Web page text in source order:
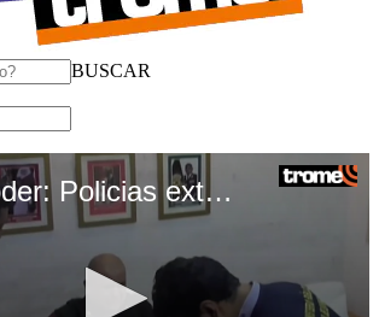
BUSCAR
Cuarto Poder: Policias extorsionadores